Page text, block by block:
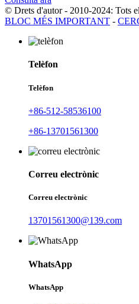
© Drets d'autor - 2010-2024: Tots
BLOC MÉS IMPORTANT -
Telèfon
Telèfon
+86-512-58536100
+86-13701561300
Correu electrònic
Correu electrònic
13701561300@139.com
WhatsApp
WhatsApp